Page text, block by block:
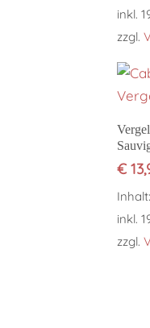
inkl.
zzgl.
€
inkl.
zzgl.